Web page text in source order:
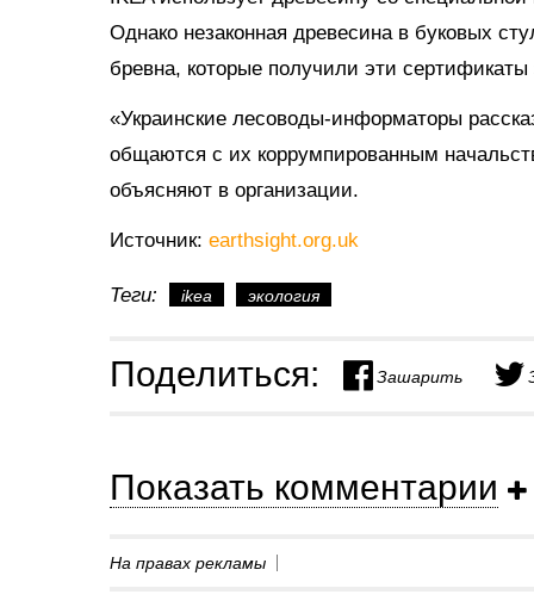
Однако незаконная древесина в буковых
бревна, которые получили эти сертификаты
«Украинские лесоводы-информаторы
общаются с их коррумпированным
объясняют в организации.
Источник: earthsight.org.uk
Теги: ikea экология
Поделиться: Зашарить
Показать комментарии
На правах рекламы